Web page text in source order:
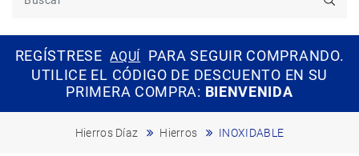
REGÍSTRESE AQUÍ
PARA SEGUIR COMPRANDO.
UTILICE EL CÓDIGO DE DESCUENTO EN SU
PRIMERA COMPRA: BIENVENIDA
Hierros Díaz Hierros INOXIDABLE